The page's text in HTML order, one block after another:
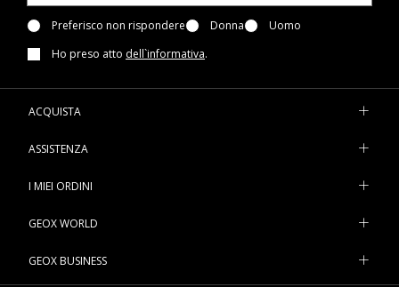
Preferisco non rispondere Donna
Uomo
Ho preso atto dell`informativa.
ACQUISTA
ASSISTENZA
I MIEI ORDINI
GEOX WORLD
GEOX BUSINESS